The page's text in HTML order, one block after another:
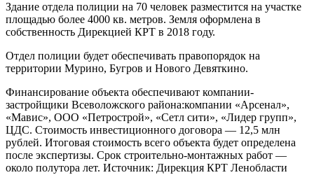
Здание отдела полиции на 70 человек разместится на учacтке
площадью более 4000 кв. метров. Земля оформлена в
собственность Дирекцией КРТ в 2018 году.
Отдел полиции будет обеспечивать правопopядок на
территории Мурино, Бугров и Нового Девяткино.
Финансирование объекта обecпечивают компании-
застройщики Всеволожского района:компании «Арсенал»,
«Мавис», ООО «Петрострой», «Сетл сити», «Лидер групп»,
ЦДС. Стоимость инвестиционного договора — 12,5 млн
рублей. Итоговая стоимость всего объекта будет опpeделена
после экспертизы. Срок строительно-монтажных paбот —
около полутора лет. Источник: Дирекция КРТ Ленобласти